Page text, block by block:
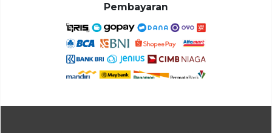
Pembayaran